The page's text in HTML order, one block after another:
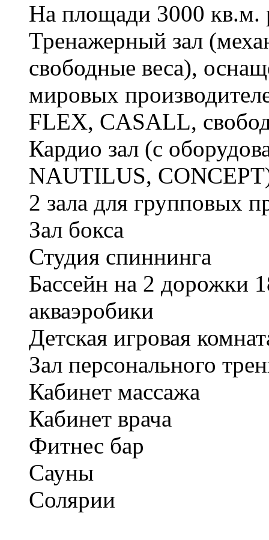
На площади 3000 кв.м.
Тренажерный зал
свободные веса),
мировых
FLEX, СASALL,
Кардио зал (с
NAUTILUS,
2 зала для групповых
Зал бокса
Студия спиннинга
Бассейн на 2 дорожки
акваэробики
Детская игровая
Зал персонального
Кабинет массажа
Кабинет врача
Фитнес бар
Сауны
Солярии